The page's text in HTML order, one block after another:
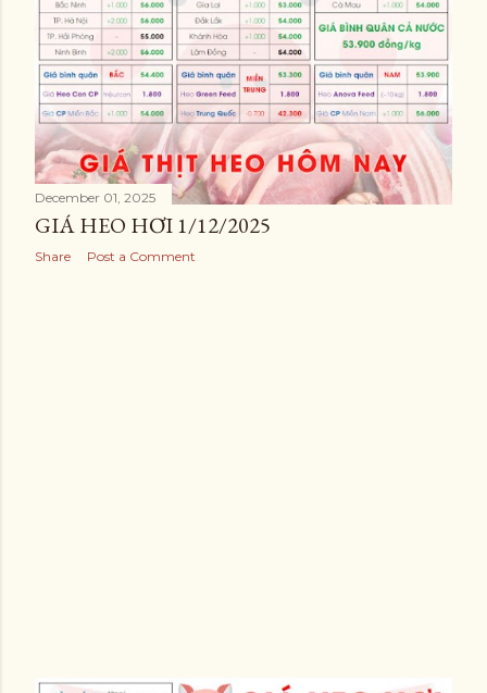
December 01, 2025
GIÁ HEO HƠI 1/12/2025
Share Post a Comment